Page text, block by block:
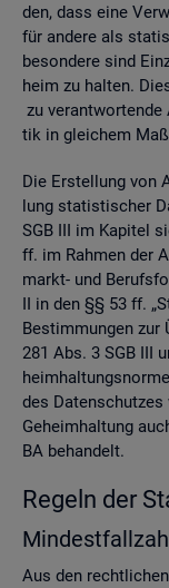
den, dass eine
für an­de­re als
be­son­de­re sind
heim zu hal­ten.
zu
tik in glei­chem
Die Er­stel­lung von
lung sta­tis­ti­scher
SGB III im Ka­pi­tel
ff. im Rah­men der
markt- und
II in den §§ 53 ff.
Be­stim­mun­gen zur
281 Abs. 3 SGB III
des
Ge­heim­hal­tung
BA be­han­delt.
Re­geln der
Aus den